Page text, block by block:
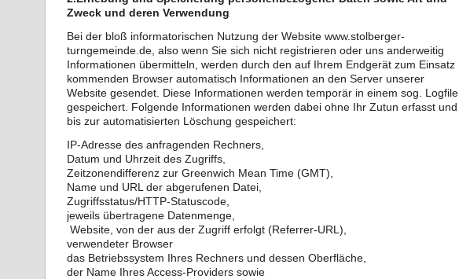
Zweck und deren Verwendung
Bei der bloß informatorischen Nutzung der Website www.stolberger-
turngemeinde.de, also wenn Sie sich nicht registrieren oder uns anderweitig
Informationen übermitteln, werden durch den auf Ihrem Endgerät zum Einsatz
kommenden Browser automatisch Informationen an den Server unserer
Website gesendet. Diese Informationen werden temporär in einem sog. Logfile
gespeichert. Folgende Informationen werden dabei ohne Ihr Zutun erfasst und
bis zur automatisierten Löschung gespeichert:
IP-Adresse des anfragenden Rechners,
Datum und Uhrzeit des Zugriffs,
Zeitzonendifferenz zur Greenwich Mean Time (GMT),
Name und URL der abgerufenen Datei,
Zugriffsstatus/HTTP-Statuscode,
jeweils übertragene Datenmenge,
Website, von der aus der Zugriff erfolgt (Referrer-URL),
verwendeter Browser
das Betriebssystem Ihres Rechners und dessen Oberfläche,
der Name Ihres Access-Providers sowie